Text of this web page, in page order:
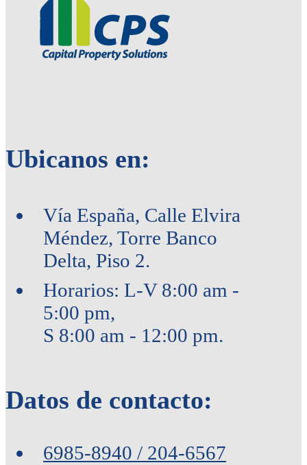
Ubicanos en:
Vía España, Calle Elvira
Méndez, Torre Banco
Delta, Piso 2.
Horarios: L-V 8:00 am -
5:00 pm,
S 8:00 am - 12:00 pm.
Datos de contacto:
6985-8940 / 204-6567